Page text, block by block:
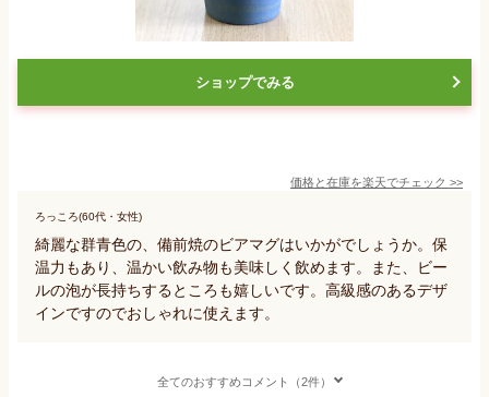
ショップでみる
価格と在庫を楽天でチェック >>
ろっころ(60代・女性)
綺麗な群青色の、備前焼のビアマグはいかがでしょうか。保
温力もあり、温かい飲み物も美味しく飲めます。また、ビー
ルの泡が長持ちするところも嬉しいです。高級感のあるデザ
インですのでおしゃれに使えます。
全てのおすすめコメント（2件）